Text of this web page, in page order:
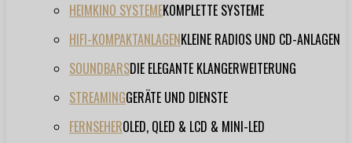
HEIMKINO SYSTEMEKOMPLETTE SYSTEME
HIFI-KOMPAKTANLAGENKLEINE RADIOS UND CD-ANLAGEN
SOUNDBARSDIE ELEGANTE KLANGERWEITERUNG
STREAMINGGERÄTE UND DIENSTE
FERNSEHEROLED, QLED & LCD & MINI-LED